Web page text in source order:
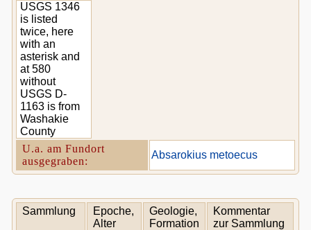
USGS 1346
is listed
twice, here
with an
asterisk and
at 580
without
USGS D-
1163 is from
Washakie
County
U.a. am Fundort
ausgegraben:
Absarokius metoecus
Sammlung
Epoche,
Alter
Geologie,
Formation
Kommentar
zur Sammlung